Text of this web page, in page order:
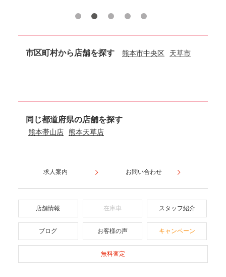
市区町村から店舗を探す 熊本市中央区 天草市
同じ都道府県の店舗を探す
熊本帯山店 熊本天草店
求人案内 お問い合わせ
店舗情報 在庫車 スタッフ紹介
ブログ お客様の声 キャンペーン
無料査定